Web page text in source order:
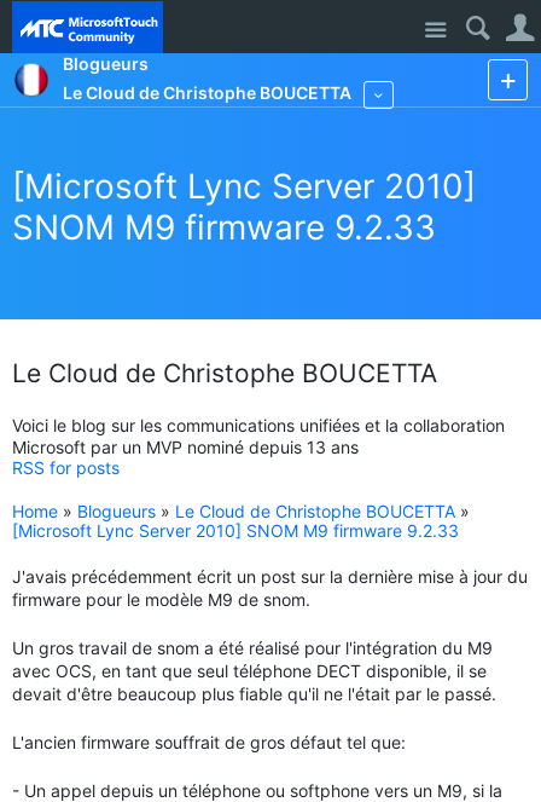
Site
Blogueurs
Le Cloud de Christophe BOUCETTA
[Microsoft Lync Server 2010]
SNOM M9 firmware 9.2.33
Le Cloud de Christophe BOUCETTA
Voici le blog sur les communications unifiées et la collaboration
Microsoft par un MVP nominé depuis 13 ans
RSS for posts
Home » Blogueurs » Le Cloud de Christophe BOUCETTA »
[Microsoft Lync Server 2010] SNOM M9 firmware 9.2.33
J'avais précédemment écrit un post sur la dernière mise à jour du
firmware pour le modèle M9 de snom.
Un gros travail de snom a été réalisé pour l'intégration du M9
avec OCS, en tant que seul téléphone DECT disponible, il se
devait d'être beaucoup plus fiable qu'il ne l'était par le passé.
L'ancien firmware souffrait de gros défaut tel que:
- Un appel depuis un téléphone ou softphone vers un M9, si la